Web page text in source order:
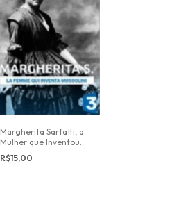
Margherita Sarfatti, a
Mulher que Inventou
Mussolini
R$15,00